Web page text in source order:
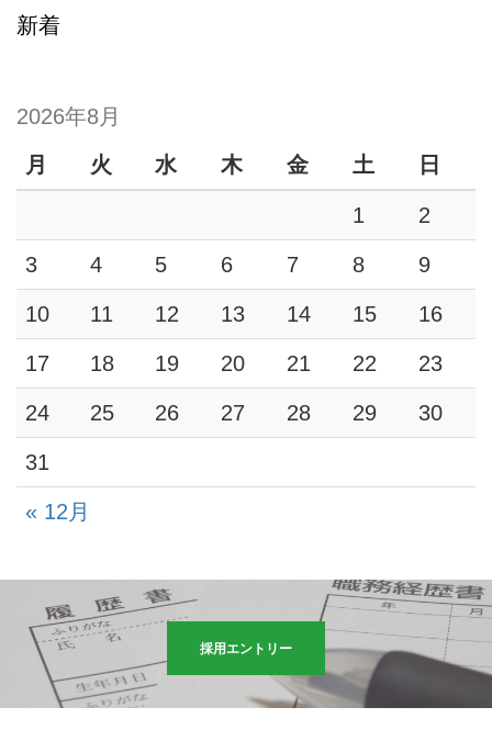
新着
2026年8月
月
火 水 木 金 土 日
« 12月
1 2
3 4 5 6 7 8 9
10 11 12 13 14 15 16
17 18 19 20 21 22 23
24 25 26 27 28 29 30
31
採用エントリー